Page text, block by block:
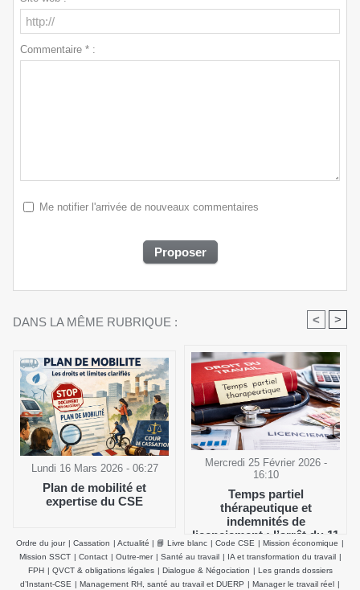
Commentaire * :
Me notifier l'arrivée de nouveaux commentaires
DANS LA MÊME RUBRIQUE : < >
Lundi 16 Mars 2026 - 06:27
Plan de mobilité et
expertise du CSE
Mercredi 25 Février 2026 -
16:10
Temps partiel
thérapeutique et
indemnités de
licenciement : l’arrêt du 11
février 2026 de la Cour de
cassation clarifie le salaire
de référence
Ordre du jour | Cassation | Actualité | 📘 Livre blanc | Code CSE | Mission économique |
Mission SSCT | Contact | Outre-mer | Santé au travail | IA et transformation du travail |
FPH | QVCT & obligations légales | Dialogue & Négociation | Les grands dossiers
d’Instant-CSE | Management RH, santé au travail et DUERP | Manager le travail réel |